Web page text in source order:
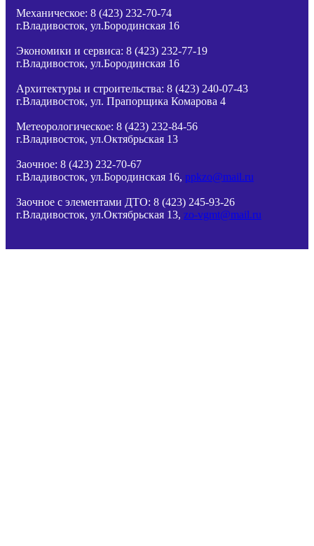
Механическое: 8 (423) 232-70-74
г.Владивосток, ул.Бородинская 16
Экономики и сервиса: 8 (423) 232-77-19
г.Владивосток, ул.Бородинская 16
Архитектуры и строительства: 8 (423) 240-07-43
г.Владивосток, ул. Прапорщика Комарова 4
Метеорологическое: 8 (423) 232-84-56
г.Владивосток, ул.Октябрьская 13
Заочное: 8 (423) 232-70-67
г.Владивосток, ул.Бородинская 16, ppkzo@mail.ru
Заочное с элементами ДТО: 8 (423) 245-93-26
г.Владивосток, ул.Октябрьская 13, zo-vgmt@mail.ru